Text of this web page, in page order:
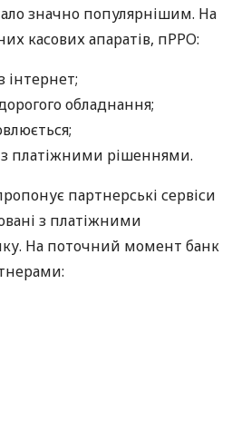
значно популярнішим. На
касових апаратів, пРРО:
інтернет;
обладнання;
з платіжними рішеннями.
партнерські сервіси
з платіжними
На поточний момент банк